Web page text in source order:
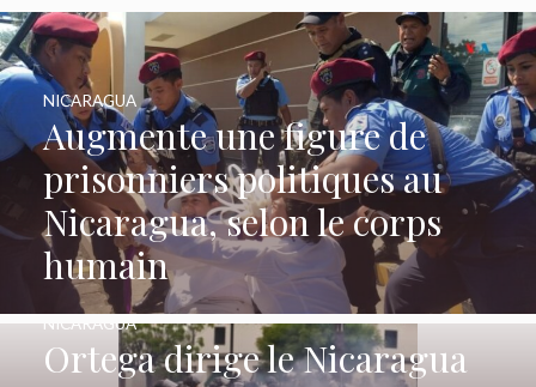
Augmente une figure de
prisonniers politiques au
Nicaragua, selon le corps
humain
NICARAGUA
Ortega dirige le Nicaragua
NICARAGUA